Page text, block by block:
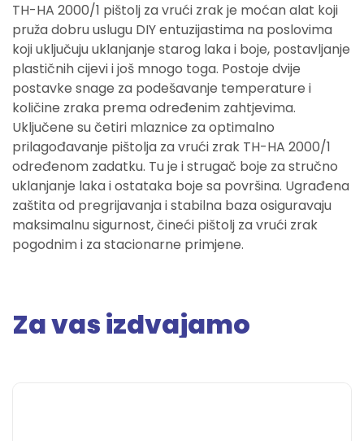
TH-HA 2000/1 pištolj za vrući zrak je moćan alat koji
pruža dobru uslugu DIY entuzijastima na poslovima
koji uključuju uklanjanje starog laka i boje, postavljanje
plastičnih cijevi i još mnogo toga. Postoje dvije
postavke snage za podešavanje temperature i
količine zraka prema određenim zahtjevima.
Uključene su četiri mlaznice za optimalno
prilagođavanje pištolja za vrući zrak TH-HA 2000/1
određenom zadatku. Tu je i strugač boje za stručno
uklanjanje laka i ostataka boje sa površina. Ugrađena
zaštita od pregrijavanja i stabilna baza osiguravaju
maksimalnu sigurnost, čineći pištolj za vrući zrak
pogodnim i za stacionarne primjene.
Za vas izdvajamo